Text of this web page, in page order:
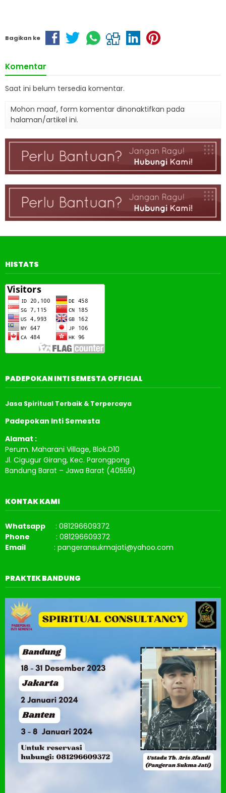
Bagikan ke
Komentar
Saat ini belum tersedia komentar.
Mohon maaf, form komentar dinonaktifkan pada
halaman/artikel ini.
HISTATS
PADEPOKAN INTI SEMESTA OFFICIAL
Jasa Spiritual Terbaik & Terpercaya
Padepokan Inti Semesta
Alamat :
Perum. Maharani Village, Blok.D10
Jl. Cigugur Girang, Kec. Parongpong
Bandung Barat – Jawa Barat (40559)
KONTAK KAMI
Whatsapp : 081296609372
Phone : 081296609372
Email : pangeransukmajati@yahoo.com
PRAKTEK BANDUNG